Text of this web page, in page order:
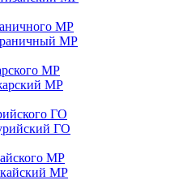
МР
МР
МР
МР
ГО
ГО
МР
МР